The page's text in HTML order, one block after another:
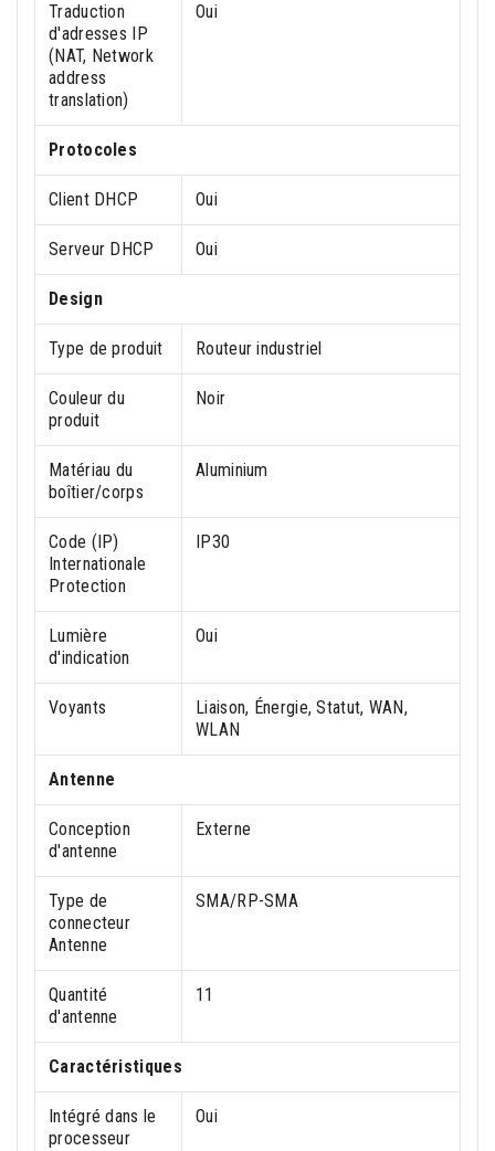
Traduction
d'adresses IP
(NAT, Network
address
translation)
Oui
Protocoles
Client DHCP Oui
Serveur DHCP Oui
Design
Type de produit Routeur industriel
Couleur du
produit
Noir
Matériau du
boîtier/corps
Aluminium
Code (IP)
Internationale
Protection
IP30
Lumière
d'indication
Oui
Voyants
Liaison, Énergie, Statut, WAN,
WLAN
Antenne
Conception
d'antenne
Externe
Type de
connecteur
Antenne
SMA/RP-SMA
Quantité
d'antenne
11
Caractéristiques
Intégré dans le
processeur
Oui